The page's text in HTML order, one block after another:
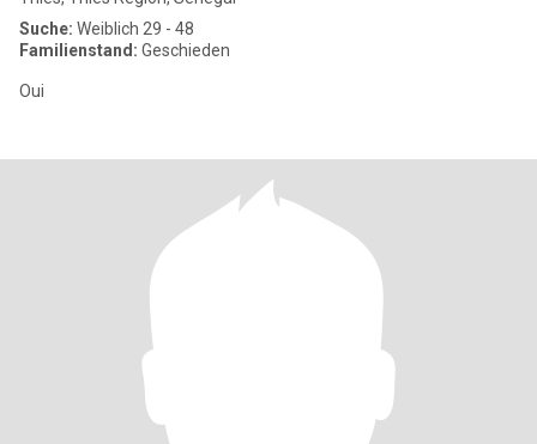
Suche: Weiblich 29 - 48
Familienstand: Geschieden
Oui